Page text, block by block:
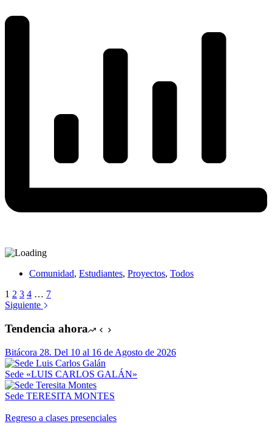
Comunidad, Estudiantes, Proyectos, Todos
1 2 3 4 … 7
Siguiente
Tendencia ahora
Bitácora 28. Del 10 al 16 de Agosto de 2026
Sede «LUIS CARLOS GALÁN»
Sede TERESITA MONTES
Regreso a clases presenciales